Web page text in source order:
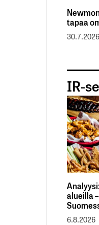
tapaa
30.7.2026
IR-
alueilla
6.8.2026